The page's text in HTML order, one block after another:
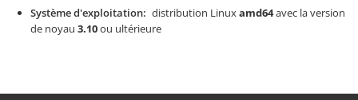
Système d'exploitation distribution Linuxamd64avec la version
de noyau 3.10ou ultérieure